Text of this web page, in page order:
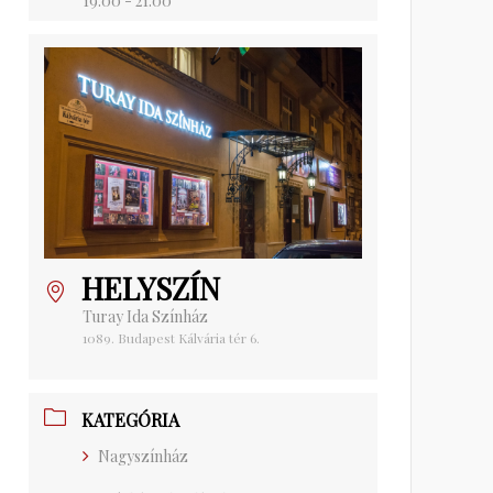
HELYSZÍN
Turay Ida Színház
1089. Budapest Kálvária tér 6.
KATEGÓRIA
Nagyszínház